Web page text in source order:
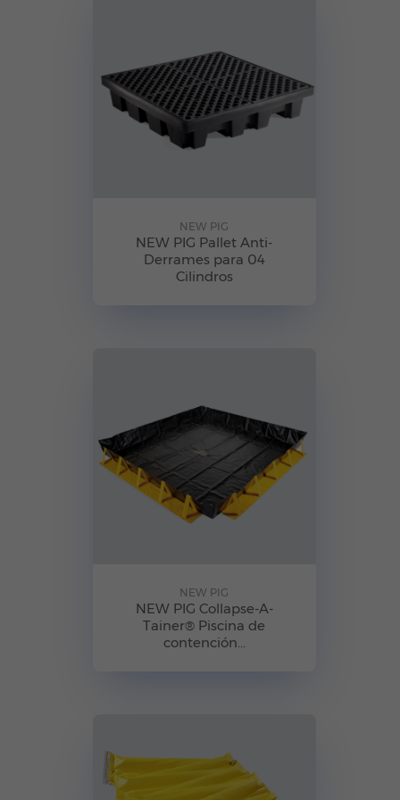
NEW PIG
NEW PIG Pallet Anti-
Derrames para 04
Cilindros
NEW PIG
NEW PIG Collapse-A-
Tainer® Piscina de
contención...